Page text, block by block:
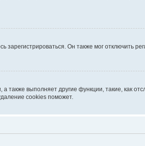
Он также мог отключить
выполняет другие функции, такие, как
cookies поможет.